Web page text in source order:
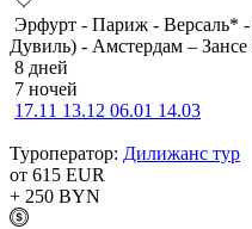
Эрфурт - Париж - Версаль*
Дувиль) - Амстердам –
8 дней
7 ночей
17.11 13.12 06.01 14.03
Туроператор: Дилижанс тур
от 615 EUR
+ 250 BYN